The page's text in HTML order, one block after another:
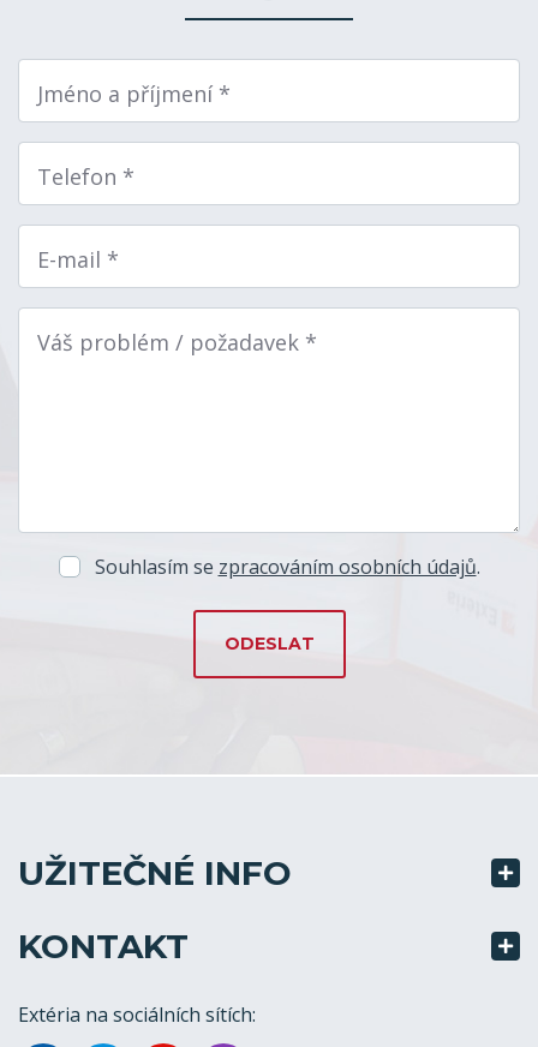
Jméno a příjmení *
Telefon *
E-mail *
Váš problém / požadavek *
Souhlasím se zpracováním osobních údajů.
UŽITEČNÉ INFO
KONTAKT
Extéria na sociálních sítích: